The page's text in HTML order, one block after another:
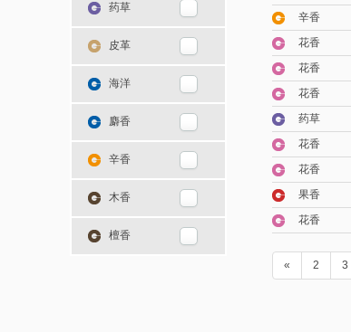
药草
皮革
海洋
麝香
辛香
木香
檀香
辛香
花香
花香
花香
药草
花香
花香
果香
花香
« 2 3